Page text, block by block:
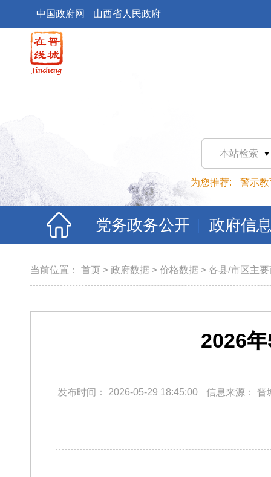
中国政府网 山西省人民政府
本站检索
为您推荐: 警示教
党务政务公开 政府信
当前位置： 首页 > 政府数据 > 价格数据 > 各县/市区主
2026
发布时间： 2026-05-29 18:45:00 信息来源： 晋